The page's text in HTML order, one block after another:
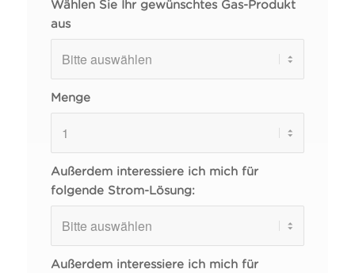
Wählen Sie Ihr gewünschtes Gas-Produkt
aus
Menge
Außerdem interessiere ich mich für
folgende Strom-Lösung:
Außerdem interessiere ich mich für